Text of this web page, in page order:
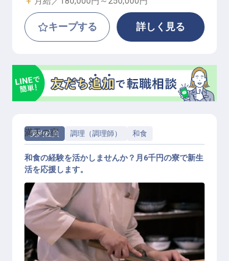
キープする 詳しく見る
契約社員 調理（調理師） 和食
満天の宿
和食の経験を活かしませんか？月6千円の寮で新生
活を応援します。